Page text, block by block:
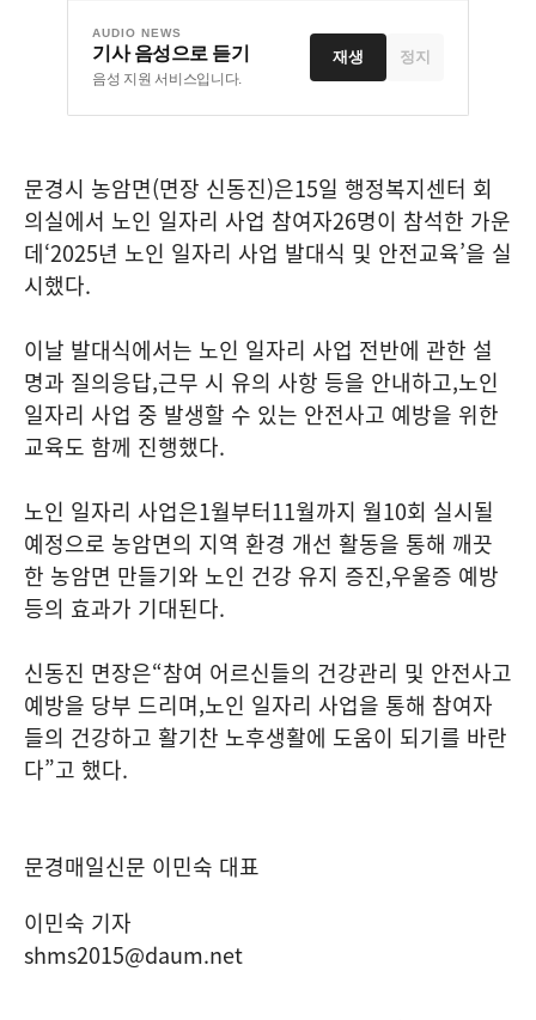
AUDIO NEWS
기사 음성으로 듣기
음성 지원 서비스입니다.
재생 정지
문경시 농암면(면장 신동진)은15일 행정복지센터 회
의실에서 노인 일자리 사업 참여자26명이 참석한 가운
데‘2025년 노인 일자리 사업 발대식 및 안전교육’을 실
시했다.
이날 발대식에서는 노인 일자리 사업 전반에 관한 설
명과 질의응답,근무 시 유의 사항 등을 안내하고,노인
일자리 사업 중 발생할 수 있는 안전사고 예방을 위한
교육도 함께 진행했다.
노인 일자리 사업은1월부터11월까지 월10회 실시될
예정으로 농암면의 지역 환경 개선 활동을 통해 깨끗
한 농암면 만들기와 노인 건강 유지 증진,우울증 예방
등의 효과가 기대된다.
신동진 면장은“참여 어르신들의 건강관리 및 안전사고
예방을 당부 드리며,노인 일자리 사업을 통해 참여자
들의 건강하고 활기찬 노후생활에 도움이 되기를 바란
다”고 했다.
문경매일신문 이민숙 대표
이민숙 기자
shms2015@daum.net